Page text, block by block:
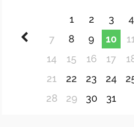
1 2 3 4
7
8 9 10
14
15 16 17
21
22 23 24
28
29 30 31